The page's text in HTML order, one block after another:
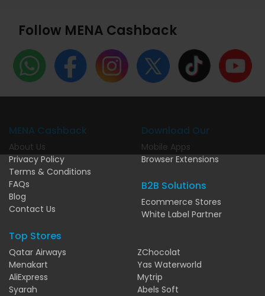
Follow MENA Cashback
MENA Cashback
About Us
Privacy Policy
Terms & Conditions
FAQs
Blog
Contact Us
Download Our
Mobile Apps
Browser Extensions
B2B Solutions
Ecommerce Stores
White Label Partner
Top Stores
Qatar Airways
Menakart
AliExpress
Syarah
ZChocolat
Yas Waterworld
Mytrip
Abels Soft